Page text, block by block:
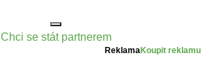
Chci se stát partnerem
ReklamaKoupit reklamu